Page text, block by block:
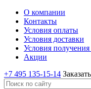
О компании
Контакты
Условия оплаты
Условия доставки
Условия
Акции
+7 495 135-15-14